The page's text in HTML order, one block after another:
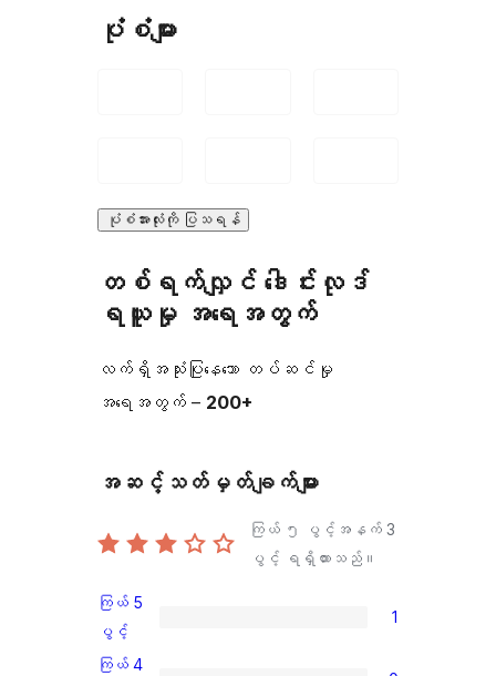
ပုံစံများ
ပုံစံအားလုံးကို ပြသရန်
တစ်ရက်လျှင် ဒေါင်းလုဒ်
ရယူမှု အရေအတွက်
လက်ရှိအသုံးပြုနေသော တပ်ဆင်မှု
အရေအတွက် – 200+
အဆင့်သတ်မှတ်ချက်များ
ကြယ် ၅ ပွင့်အနက် 3
ပွင့် ရရှိထားသည်။
ကြယ်
5
ကြယ် 5
ပွင့်
1
ကြယ် 4